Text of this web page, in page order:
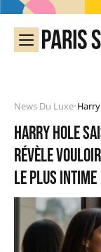
News Du Luxe•
Harry Hole
révèle vouloir
le plus intime